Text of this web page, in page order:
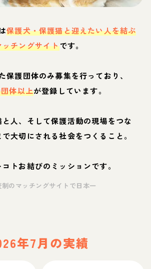
保護犬・保護猫と迎えたい人を結ぶ
ッチングサイトです。
保護団体のみ募集を行っており、
体以上が登録しています。
人、そして保護活動の現場をつな
大切にされる社会をつくること。
トお結びのミッションです。
のマッチングサイトで日本一
年7月の実績